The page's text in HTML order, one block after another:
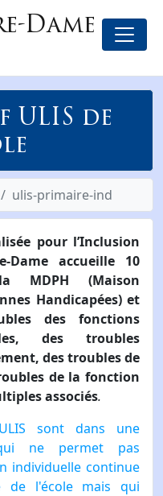
Dame
ULIS de
ulis-primaire-ind
pour l’Inclusion
Dame accueille 10
MDPH (Maison
Handicapées) et
des fonctions
des troubles
des troubles de
de la fonction
associés.
sont dans une
ne permet pas
individuelle continue
de l'école mais qui